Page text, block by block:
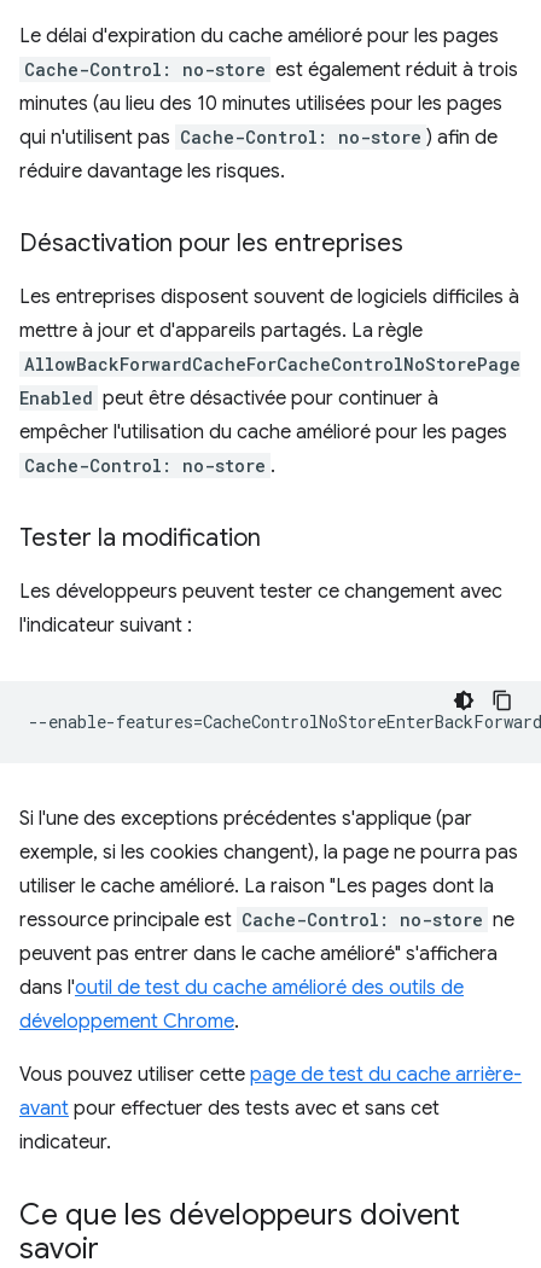
Le délai d'expiration du cache amélioré pour les pages
Cache-Control: no-store est également réduit à trois
minutes (au lieu des 10 minutes utilisées pour les pages
qui n'utilisent pas Cache-Control: no-store ) afin de
réduire davantage les risques.
Désactivation pour les entreprises
Les entreprises disposent souvent de logiciels difficiles à
mettre à jour et d'appareils partagés. La règle
AllowBackForwardCacheForCacheControlNoStorePage
Enabled peut être désactivée pour continuer à
empêcher l'utilisation du cache amélioré pour les pages
Cache-Control: no-store .
Tester la modification
Les développeurs peuvent tester ce changement avec
l'indicateur suivant :
--enable-features=
Si l'une des exceptions précédentes s'applique (par
exemple, si les cookies changent), la page ne pourra pas
utiliser le cache amélioré. La raison "Les pages dont la
ressource principale est Cache-Control: no-store ne
peuvent pas entrer dans le cache amélioré" s'affichera
dans l'outil de test du cache amélioré des outils de
développement Chrome.
Vous pouvez utiliser cette page de test du cache arrière-
avant pour effectuer des tests avec et sans cet
indicateur.
Ce que les développeurs doivent
savoir